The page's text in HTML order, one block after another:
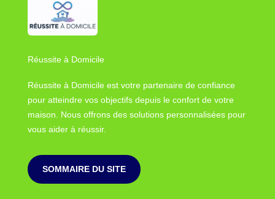
Réussite à Domicile
Réussite à Domicile est votre partenaire de confiance
pour atteindre vos objectifs depuis le confort de votre
maison. Nous offrons des solutions personnalisées pour
vous aider à réussir.
SOMMAIRE DU SITE